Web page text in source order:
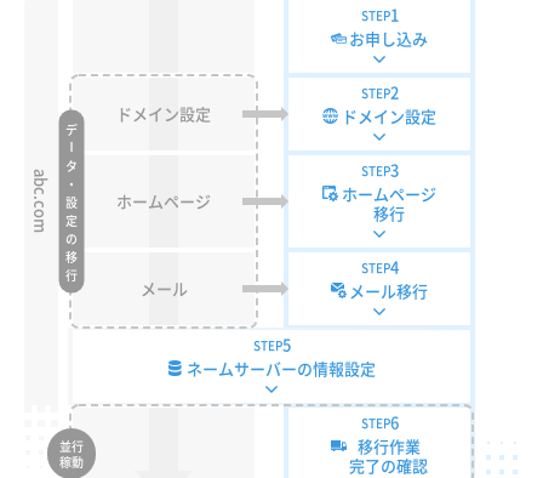
abc.com
ドメイン設定
ホームページ
メール
STEP5
ネームサーバーの情報設定
デ
ー
タ・設定の移行
並行
稼動
STEP1
お申し込み
STEP2
ドメイン設定
STEP3
ホームページ
移行
STEP4
メール移行
STEP6
移行作業
完了の確認